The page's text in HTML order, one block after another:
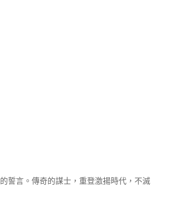
誓言。傳奇的謀士，重登激揚時代，不滅